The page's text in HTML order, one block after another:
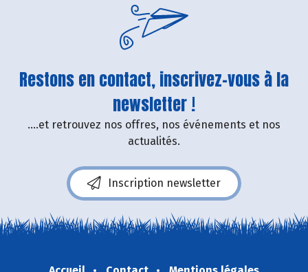
Restons en contact, inscrivez-vous à la
newsletter !
....et retrouvez nos offres, nos événements et nos
actualités.
Inscription newsletter